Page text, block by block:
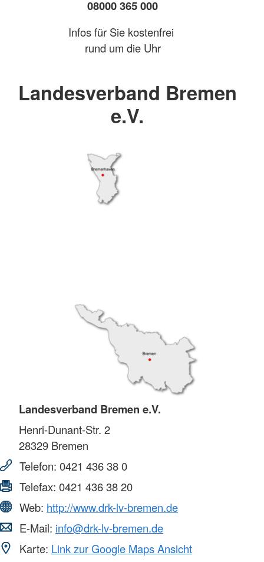
08000 365 000
Infos für Sie kostenfrei
rund um die Uhr
Landesverband Bremen
e.V.
Landesverband Bremen e.V.
Henri-Dunant-Str. 2
28329 Bremen
Telefon: 0421 436 38 0
Telefax: 0421 436 38 20
Web: http://www.drk-lv-bremen.de
E-Mail: info@drk-lv-bremen.de
Karte: Link zur Google Maps Ansicht